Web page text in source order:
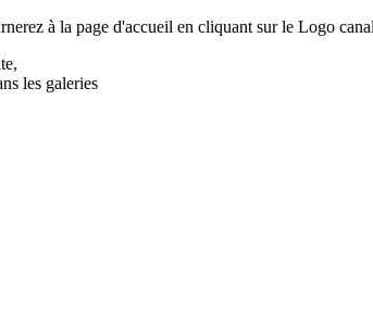
à la page d'accueil en cliquant sur le Logo
les galeries